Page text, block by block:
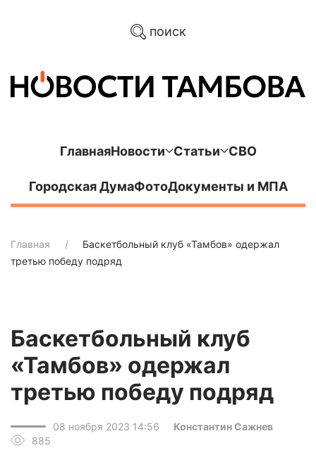
поиск
ГлавнаяНовости Статьи СВО
Городская ДумаФотоДокументы и МПА
Главная
Баскетбольный клуб «Тамбов» одержал
третью победу подряд
Баскетбольный клуб
«Тамбов» одержал
третью победу подряд
08 ноября 2023 14:56
Константин Сажнев
885